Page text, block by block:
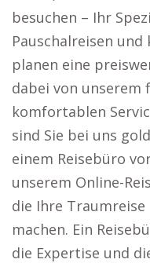
besuchen – Ihr
Pauschalreisen
planen eine
dabei von unserem
komfortablen
sind Sie bei uns
einem Reisebüro
unserem Online-
die Ihre
machen. Ein
die Expertise und